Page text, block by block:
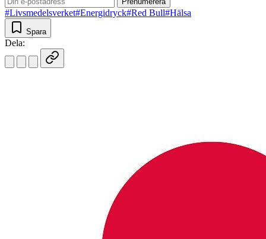
#Livsmedelsverket#Energidryck#Red Bull#Hälsa
Spara
Dela: